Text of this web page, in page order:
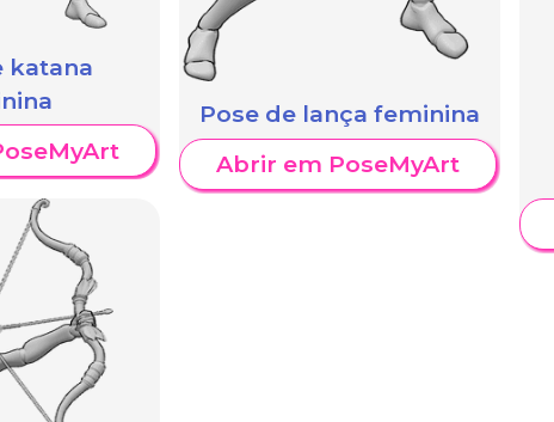
katana
Pose de lança feminina
Abrir em PoseMyArt